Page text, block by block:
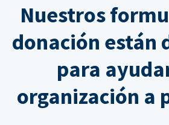
Nuestros
donación están
para
organización a